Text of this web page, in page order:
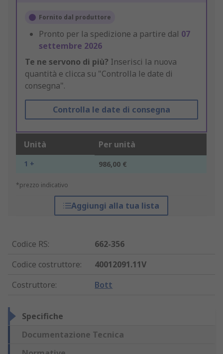
Fornito dal produttore
Pronto per la spedizione a partire dal 07
settembre 2026
Te ne servono di più? Inserisci la nuova
quantità e clicca su "Controlla le date di
consegna".
Controlla le date di consegna
Unità Per unità
1 + 986,00 €
*prezzo indicativo
Aggiungi alla tua lista
Codice RS:
662-356
Codice costruttore:
40012091.11V
Costruttore: Bott
Specifiche
Documentazione Tecnica